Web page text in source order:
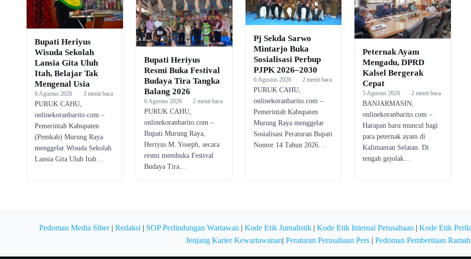
Bupati Heriyus
Wisuda Sekolah
Lansia Gita Uluh
Itah, Belajar Tak
Mengenal Usia
6 Agustus 2026 · 3 menit baca
PURUK CAHU,
onlinekoranbarito.com –
Pemerintah Kabupaten
(Pemkab) Murung Raya
menggelar Wisuda Sekolah
Lansia Gita Uluh Itah…
Bupati Heriyus
Resmi Buka Festival
Budaya Tira Tangka
Balang 2026
6 Agustus 2026 · 2 menit baca
PURUK CAHU,
onlinekoranbarito.com –
Bupati Murung Raya,
Heriyus M. Yoseph, secara
resmi membuka Festival
Budaya Tira…
Pj Sekda Sarwo
Mintarjo Buka
Sosialisasi Perbup
PJPK 2026–2030
6 Agustus 2026 · 2 menit baca
PURUK CAHU,
onlinekoranbarito.com –
Pemerintah Kabupaten
Murung Raya menggelar
Sosialisasi Peraturan Bupati
Nomor 14 Tahun 2026…
Peternak Ayam
Mengadu, DPRD
Kalsel Bergerak
Cepat
5 Agustus 2026 · 2 menit baca
BANJARMASIN,
onlinekoranbarito.com –
Harapan baru muncul bagi
para peternak ayam di
Kalimantan Selatan. Di
tengah gejolak…
Pedoman Media Siber| Redaksi | SOP Perlindungan Wartawan | Kode Etik Jurnalistik | Kode Etik Internal Perusahaan | Kode Etik
Jenjang Karier Kewartawanan| Peraturan Perusahaan Pers| Pedoman Pemberitaan